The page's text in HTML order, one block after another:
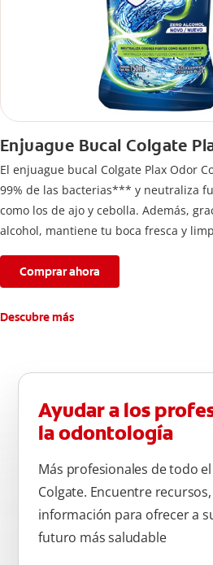
Enjuague Bucal Colgate
El enjuague bucal Colgate Plax Odor
99% de las bacterias*** y neutraliza
como los de ajo y cebolla. Además,
alcohol, mantiene tu boca fresca y
Comprar ahora
Descubre más
Ayudar a los
la odontología
Más profesionales de todo
Colgate. Encuentre
información para ofrecer a
futuro más saludable